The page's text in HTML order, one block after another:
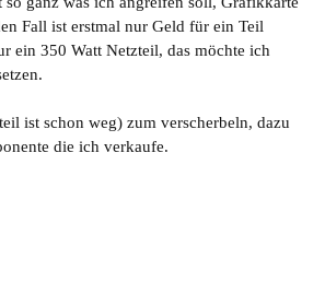
Fall ist erstmal nur Geld für ein Teil
ein 350 Watt Netzteil, das möchte ich
ist schon weg) zum verscherbeln, dazu
die ich verkaufe.